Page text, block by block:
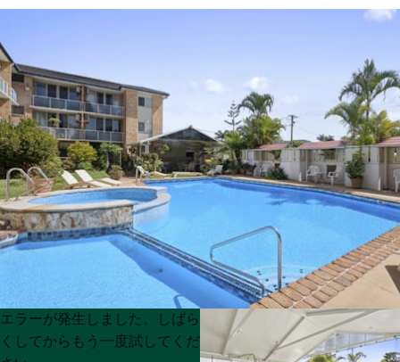
Product
List
Product
List
エラーが発生しました。しばら
くしてからもう一度試してくだ